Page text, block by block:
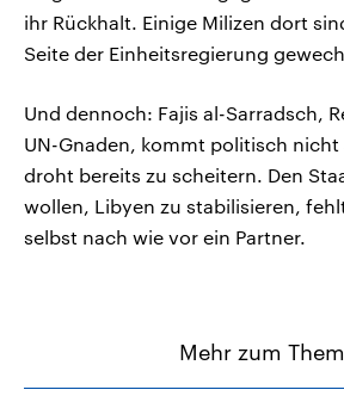
ihr Rückhalt. Einige Milizen dort
Seite der Einheitsregierung
Und dennoch: Fajis al-Sarradsch,
UN-Gnaden, kommt politisch nicht
droht bereits zu scheitern. Den
wollen, Libyen zu stabilisieren,
selbst nach wie vor ein Partner.
Mehr zum